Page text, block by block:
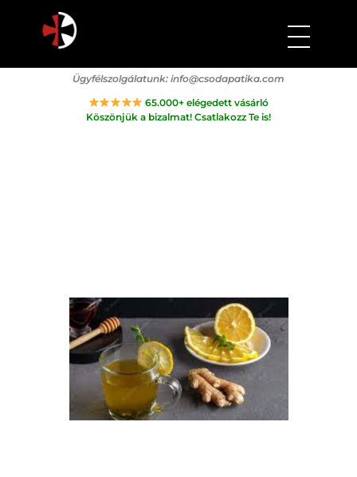
Csodapatika
Természet gyógyereje.
Ügyfélszolgálatunk: info@csodapatika.com
65.000+ elégedett vásárló
Köszönjük a bizalmat! Csatlakozz Te is!